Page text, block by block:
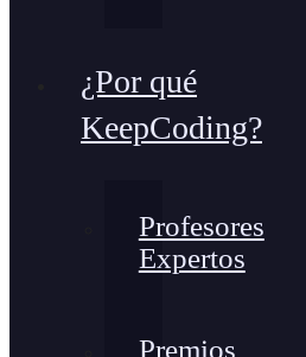
¿Por qué
KeepCoding?
Profesores
Expertos
Premios